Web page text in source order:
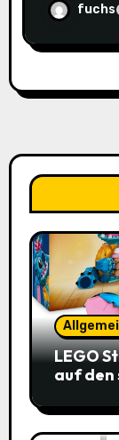
fuchs
LEGO
auf den